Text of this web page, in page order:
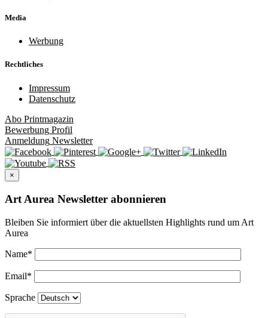
Media
Werbung
Rechtliches
Impressum
Datenschutz
Abo Printmagazin
Bewerbung Profil
Anmeldung Newsletter
×
Art Aurea Newsletter abonnieren
Bleiben Sie informiert über die aktuellsten Highlights rund um Art
Aurea
Name*
Email*
Sprache